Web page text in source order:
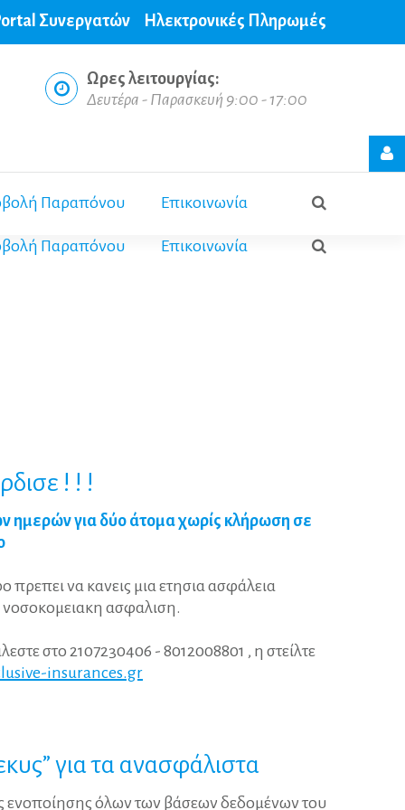
Συνεργατών Ηλεκτρονικές Πληρωμές
Ωρες λειτουργίας:
Δευτέρα - Παρασκευή 9:00 - 17:00
Παραπόνου Επικοινωνία
Παραπόνου Επικοινωνία
! ! !
ημερών για δύο άτομα χωρίς κλήρωση σε
πρεπει να κανεις μια ετησια ασφάλεια
νοσοκομειακη ασφαλιση.
στο 2107230406 - 8012008801 , η στείλτε
insurances.gr
γιατα ανασφάλιστα
ενοποίησης όλων των βάσεων δεδομένων του
Login
form
Ξεχάσατε
Ξεχάσατε
κωδικό
σας;